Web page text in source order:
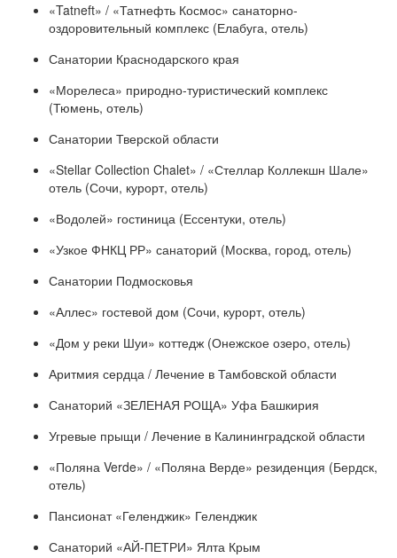
«Tatneft» / «Татнефть Космос» санаторно-
оздоровительный комплекс (Елабуга, отель)
Санатории Краснодарского края
«Морелеса» природно-туристический комплекс
(Тюмень, отель)
Санатории Тверской области
«Stellar Collection Chalet» / «Стеллар Коллекшн Шале»
отель (Сочи, курорт, отель)
«Водолей» гостиница (Ессентуки, отель)
«Узкое ФНКЦ РР» санаторий (Москва, город, отель)
Санатории Подмосковья
«Аллес» гостевой дом (Сочи, курорт, отель)
«Дом у реки Шуи» коттедж (Онежское озеро, отель)
Аритмия сердца / Лечение в Тамбовской области
Санаторий «ЗЕЛЕНАЯ РОЩА» Уфа Башкирия
Угревые прыщи / Лечение в Калининградской области
«Поляна Verde» / «Поляна Верде» резиденция (Бердск,
отель)
Пансионат «Геленджик» Геленджик
Санаторий «АЙ-ПЕТРИ» Ялта Крым